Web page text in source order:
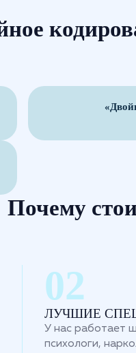
Почему
ЛУЧШИЕ
У нас работает
психологи,